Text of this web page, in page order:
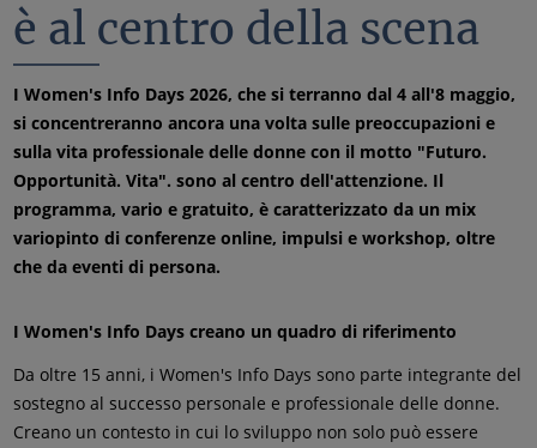
è al centro della scena
I Women's Info Days 2026, che si terranno dal 4 all'8 maggio,
si concentreranno ancora una volta sulle preoccupazioni e
sulla vita professionale delle donne con il motto "Futuro.
Opportunità. Vita". sono al centro dell'attenzione. Il
programma, vario e gratuito, è caratterizzato da un mix
variopinto di conferenze online, impulsi e workshop, oltre
che da eventi di persona.
I Women's Info Days creano un quadro di riferimento
Da oltre 15 anni, i Women's Info Days sono parte integrante del
sostegno al successo personale e professionale delle donne.
Creano un contesto in cui lo sviluppo non solo può essere